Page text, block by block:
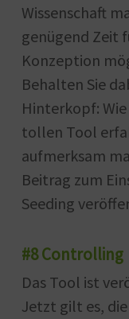
Wissenschaft
genügend Zeit
Konzeption
Behalten Sie
Hinterkopf:
tollen Tool
aufmerksam
Beitrag zum
Seeding
#8 Controlling
Das Tool ist
Jetzt gilt es,